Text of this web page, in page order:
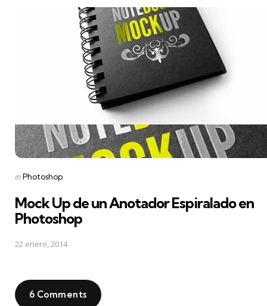
Posted
inPhotoshop
Mock Up de un Anotador Espiralado en
Photoshop
22 enero, 2014
6 Comments